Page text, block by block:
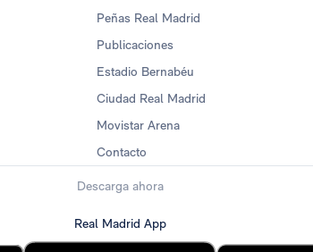
Peñas Real Madrid
Publicaciones
Estadio Bernabéu
Ciudad Real Madrid
Movistar Arena
Contacto
Descarga ahora
Real Madrid App